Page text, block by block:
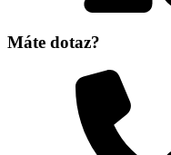
Máte dotaz?